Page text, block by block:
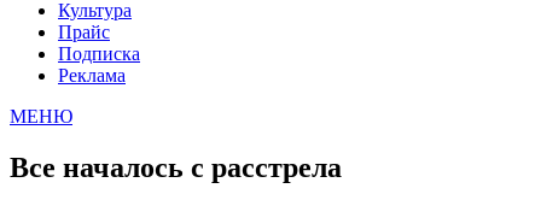
Культура
Прайс
Подписка
Реклама
МЕНЮ
Все началось с расстрела